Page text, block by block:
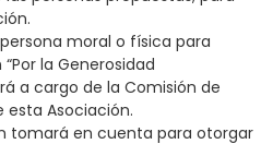
moral o física para
la Generosidad
a cargo de la Comisión de
esta Asociación.
tomará en cuenta para otorgar